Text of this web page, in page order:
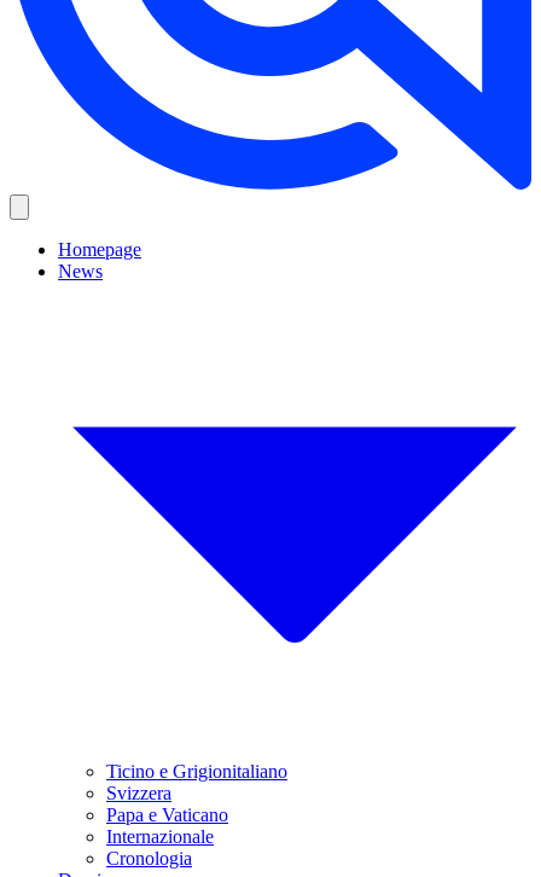
Homepage
News
Ticino e Grigionitaliano
Svizzera
Papa e Vaticano
Internazionale
Cronologia